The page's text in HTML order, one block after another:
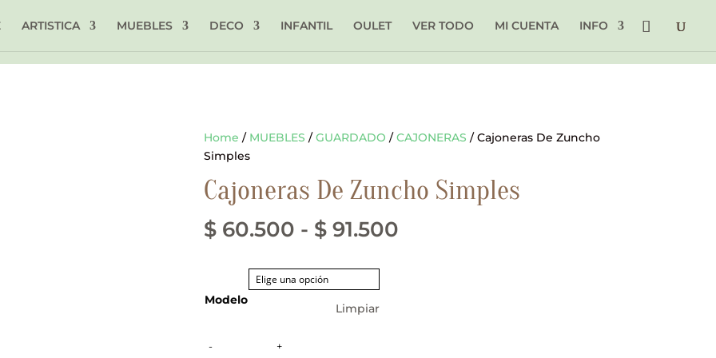
ARTISTICA MUEBLES DECO INFANTIL OULET VER TODO MI CUENTA INFO
Home / MUEBLES /GUARDADO /CAJONERAS / Cajoneras De Zuncho
Simples
Cajoneras De Zuncho Simples
$ 60.500 - $ 91.500
Modelo
Limpiar
- +